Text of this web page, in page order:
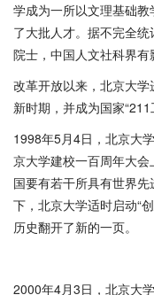
学成为一所以文理基础
了大批人才。据不完全
院士，中国人文社科界有
改革开放以来，北京大
新时期，并成为国家“211
1998年5月4日，北京大
京大学建校一百周年大
国要有若干所具有世界
下，北京大学适时启动“
历史翻开了新的一页。
2000年4月3日，北京大